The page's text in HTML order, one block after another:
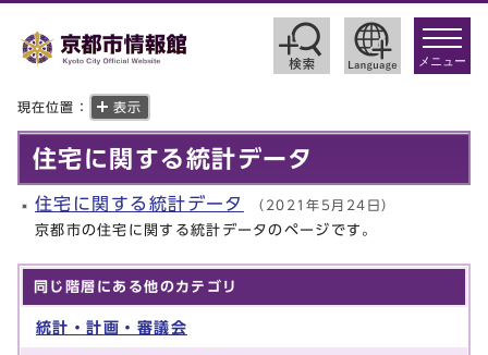
toggle
メニュー
現在位置： 表示
住宅に関する統計データ
住宅に関する統計データ （2021年5月24日）
京都市の住宅に関する統計データのページです。
同じ階層にある他のカテゴリ
統計・計画・審議会